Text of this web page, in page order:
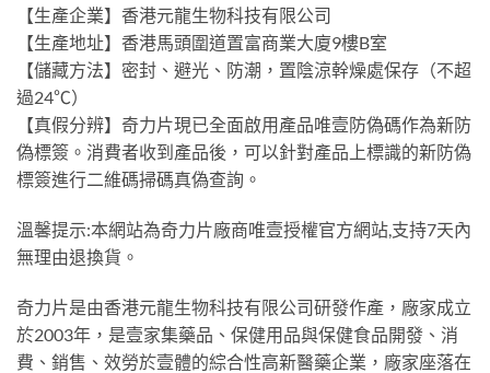
【生產企業】香港元龍生物科技有限公司
【生產地址】香港馬頭圍道置富商業大廈9樓B室
【儲藏方法】密封、避光、防潮，置陰涼幹燥處保存（不超
過24℃）
【真假分辨】奇力片現已全面啟用產品唯壹防偽碼作為新防
偽標簽。消費者收到產品後，可以針對產品上標識的新防偽
標簽進行二維碼掃碼真偽查詢。
溫馨提示:本網站為奇力片廠商唯壹授權官方網站,支持7天內
無理由退換貨。
奇力片是由香港元龍生物科技有限公司研發作產，廠家成立
於2003年，是壹家集藥品、保健用品與保健食品開發、消
費、銷售、效勞於壹體的綜合性高新醫藥企業，廠家座落在